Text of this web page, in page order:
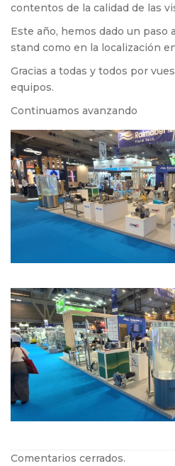
contentos de la calidad de las
Este año, hemos dado un paso
stand como en la localización
Gracias a todas y todos por
equipos.
Continuamos avanzando
Comentarios cerrados.